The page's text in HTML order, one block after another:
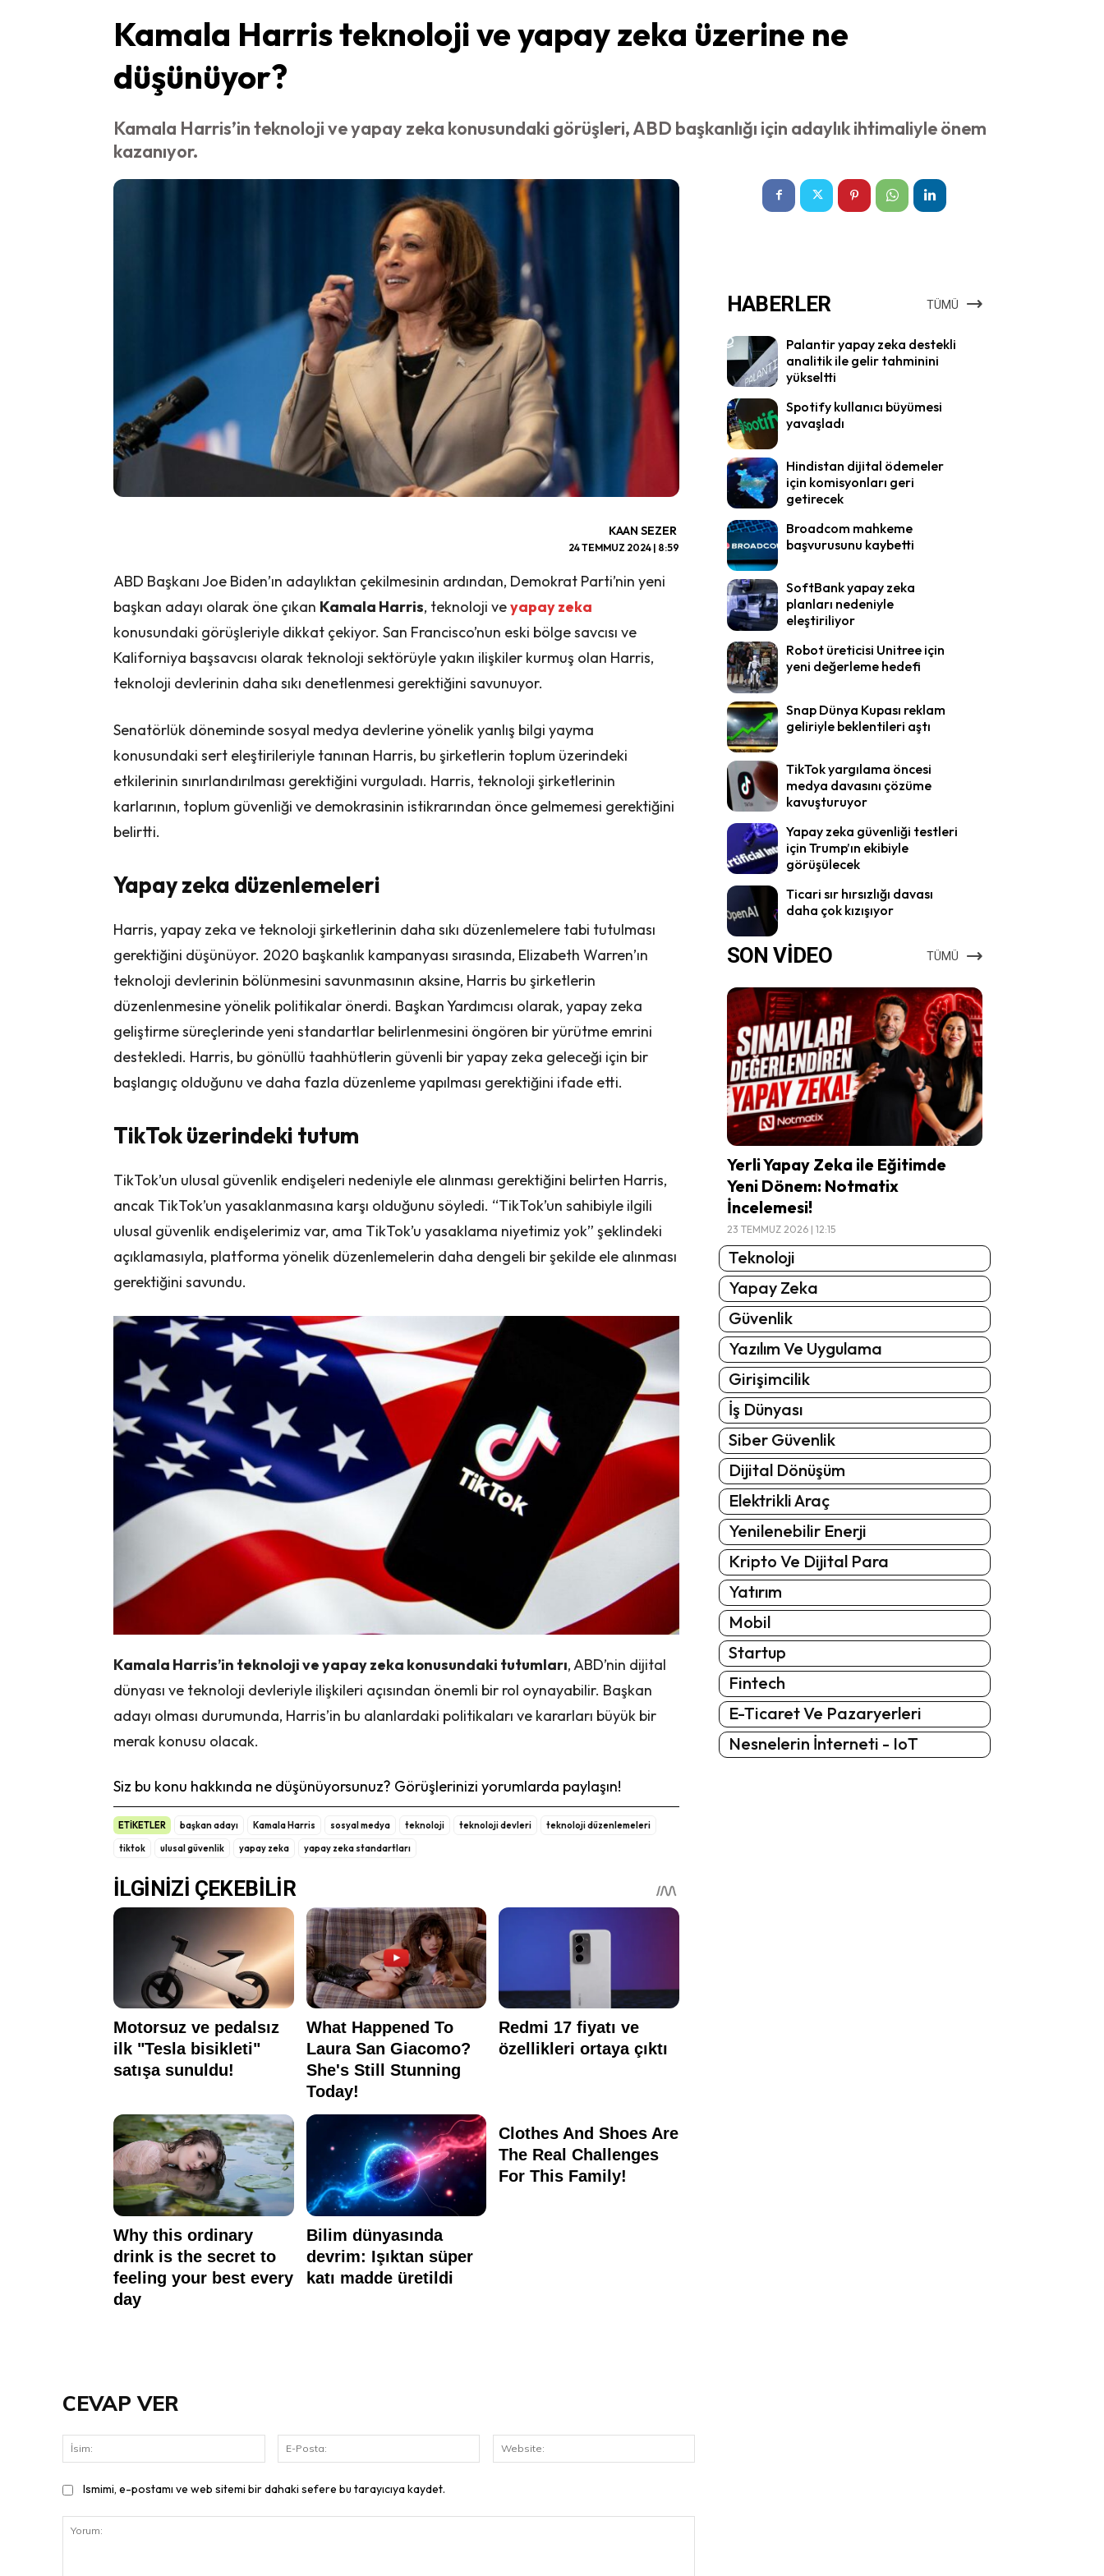
Kamala Harris teknoloji ve yapay zeka üzerine ne
düşünüyor?
Kamala Harris’in teknoloji ve yapay zeka konusundaki görüşleri, ABD başkanlığı için adaylık ihtimaliyle önem
kazanıyor.
KAAN SEZER
24 TEMMUZ 2024 | 8:59
ABD Başkanı Joe Biden’ın adaylıktan çekilmesinin ardından, Demokrat Parti’nin yeni
başkan adayı olarak öne çıkan Kamala Harris, teknoloji veyapay zeka
konusundaki görüşleriyle dikkat çekiyor. San Francisco’nun eski bölge savcısı ve
Kaliforniya başsavcısı olarak teknoloji sektörüyle yakın ilişkiler kurmuş olan Harris,
teknoloji devlerinin daha sıkı denetlenmesi gerektiğini savunuyor.
Senatörlük döneminde sosyal medya devlerine yönelik yanlış bilgi yayma
konusundaki sert eleştirileriyle tanınan Harris, bu şirketlerin toplum üzerindeki
etkilerinin sınırlandırılması gerektiğini vurguladı. Harris, teknoloji şirketlerinin
karlarının, toplum güvenliği ve demokrasinin istikrarından önce gelmemesi gerektiğini
belirtti.
Yapay zeka düzenlemeleri
Harris, yapay zeka ve teknoloji şirketlerinin daha sıkı düzenlemelere tabi tutulması
gerektiğini düşünüyor. 2020 başkanlık kampanyası sırasında, Elizabeth Warren’ın
teknoloji devlerinin bölünmesini savunmasının aksine, Harris bu şirketlerin
düzenlenmesine yönelik politikalar önerdi. Başkan Yardımcısı olarak, yapay zeka
geliştirme süreçlerinde yeni standartlar belirlenmesini öngören bir yürütme emrini
destekledi. Harris, bu gönüllü taahhütlerin güvenli bir yapay zeka geleceği için bir
başlangıç olduğunu ve daha fazla düzenleme yapılması gerektiğini ifade etti.
TikTok üzerindeki tutum
TikTok’un ulusal güvenlik endişeleri nedeniyle ele alınması gerektiğini belirten Harris,
ancak TikTok’un yasaklanmasına karşı olduğunu söyledi. “TikTok’un sahibiyle ilgili
ulusal güvenlik endişelerimiz var, ama TikTok’u yasaklama niyetimiz yok” şeklindeki
açıklamasıyla, platforma yönelik düzenlemelerin daha dengeli bir şekilde ele alınması
gerektiğini savundu.
Kamala Harris’in teknoloji ve yapay zeka konusundaki tutumları, ABD’nin dijital
dünyası ve teknoloji devleriyle ilişkileri açısından önemli bir rol oynayabilir. Başkan
adayı olması durumunda, Harris’in bu alanlardaki politikaları ve kararları büyük bir
merak konusu olacak.
Siz bu konu hakkında ne düşünüyorsunuz? Görüşlerinizi yorumlarda paylaşın!
ETİKETLER başkan adayı Kamala Harris sosyal medya teknoloji teknoloji devleri
teknoloji düzenlemeleri
tiktok
ulusal güvenlik yapay zeka yapay zeka standartları
HABERLER TÜMÜ
Palantir yapay zeka destekli
analitik ile gelir tahminini
yükseltti
Spotify kullanıcı büyümesi
yavaşladı
Hindistan dijital ödemeler
için komisyonları geri
getirecek
Broadcom mahkeme
başvurusunu kaybetti
SoftBank yapay zeka
planları nedeniyle
eleştiriliyor
Robot üreticisi Unitree için
yeni değerleme hedefi
Snap Dünya Kupası reklam
geliriyle beklentileri aştı
TikTok yargılama öncesi
medya davasını çözüme
kavuşturuyor
Yapay zeka güvenliği testleri
için Trump’ın ekibiyle
görüşülecek
Ticari sır hırsızlığı davası
daha çok kızışıyor
SON VİDEO TÜMÜ
Yerli Yapay Zeka ile Eğitimde
Yeni Dönem: Notmatix
İncelemesi!
23 TEMMUZ 2026 | 12:15
Teknoloji
Yapay Zeka
Güvenlik
Yazılım Ve Uygulama
Girişimcilik
İş Dünyası
Siber Güvenlik
Dijital Dönüşüm
Elektrikli Araç
Yenilenebilir Enerji
Kripto Ve Dijital Para
Yatırım
Mobil
Startup
Fintech
E-Ticaret Ve Pazaryerleri
Nesnelerin İnterneti - IoT
CEVAP VER
İsim:
Posta:
Ismimi, e-postamı ve web sitemi bir dahaki sefere bu tarayıcıya kaydet.